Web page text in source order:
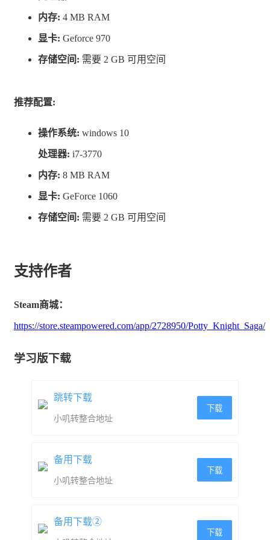
各种敌人和陷阱阻挡着你的道路
容易上手但难以精通
您可以立即享受游戏，而不需要提前的信息。
内存: 4 MB RAM
显卡: Geforce 970
存储空间: 需要 2 GB 可用空间
推荐配置:
操作系统: windows 10
处理器: i7-3770
内存: 8 MB RAM
显卡: GeForce 1060
存储空间: 需要 2 GB 可用空间
支持作者
Steam商城：
https://store.steampowered.com/app/2728950/Potty_Knight_Saga/
学习版下载
跳转下载
小叽转整合地址
下载
备用下载
小叽转整合地址
下载
备用下载②
下载